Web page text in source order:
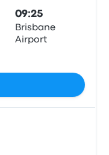
09:25
Brisbane
Airport